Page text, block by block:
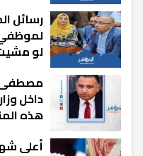
رسائل
لموظفي
لو
مصطفى
داخل
هذه
أعلى